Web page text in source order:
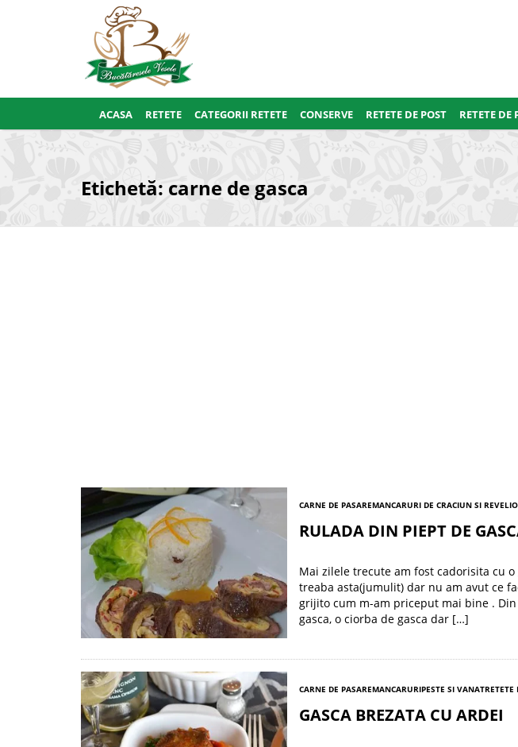
ACASA RETETE CATEGORII RETETE CONSERVE RETETE DE POST RETETE DE
Etichetă: carne de gasca
CARNE DE PASAREMANCARURI DE CRACIUN SI
RULADA DIN PIEPT DE
Mai zilele trecute am fost cadorisita cu
treaba asta(jumulit) dar nu am avut ce
grijito cum m-am priceput mai bine .
gasca, o ciorba de gasca dar […]
CARNE DE PASAREMANCARURIPESTE SI VANATRETETE
GASCA BREZATA CU ARDEI